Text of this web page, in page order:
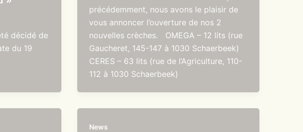
décidé de
du 19
précédemment, nous avons le plaisir de
vous annoncer l’ouverture de nos 2
nouvelles crèches. OMEGA – 12 lits (rue
Gaucheret, 145-147 à 1030 Schaerbeek)
CERES – 63 lits (rue de l’Agriculture, 110-
112 à 1030 Schaerbeek)
News